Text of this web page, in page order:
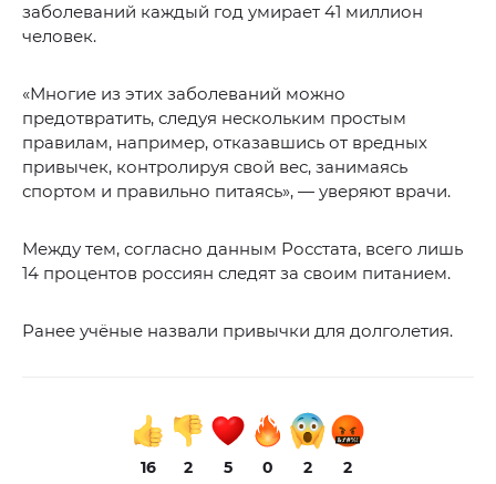
заболеваний каждый год умирает 41 миллион
человек.
«Многие из этих заболеваний можно
предотвратить, следуя нескольким простым
правилам, например, отказавшись от вредных
привычек, контролируя свой вес, занимаясь
спортом и правильно питаясь», — уверяют врачи.
Между тем, согласно данным Росстата, всего лишь
14 процентов россиян следят за своим питанием.
Ранее учёные назвали привычки для долголетия.
16 2 5 0 2 2